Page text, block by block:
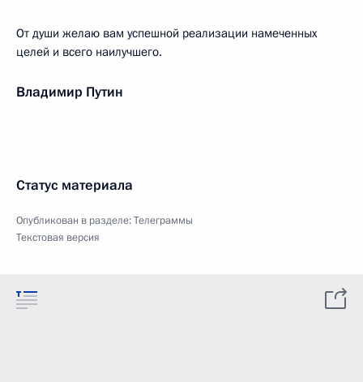
От души желаю вам успешной реализации намеченных
целей и всего наилучшего.
Владимир Путин
Статус материала
Опубликован в разделе:Телеграммы
Текстовая версия